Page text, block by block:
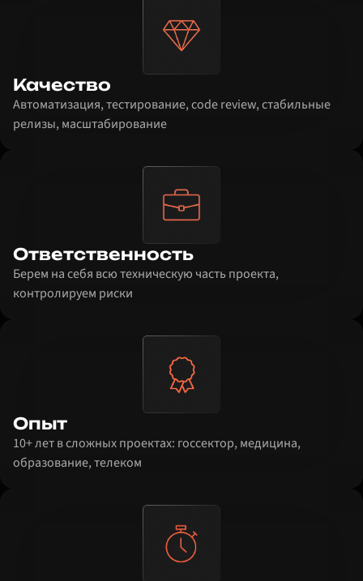
Качество
Автоматизация, тестирование, code review, стабильные
релизы, масштабирование
Ответственность
Берем на себя всю техническую часть проекта,
контролируем риски
Опыт
10+ лет в сложных проектах: госсектор, медицина,
образование, телеком